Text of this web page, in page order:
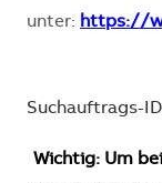
unter: https://
Suchauftrags-
Wichtig: Um